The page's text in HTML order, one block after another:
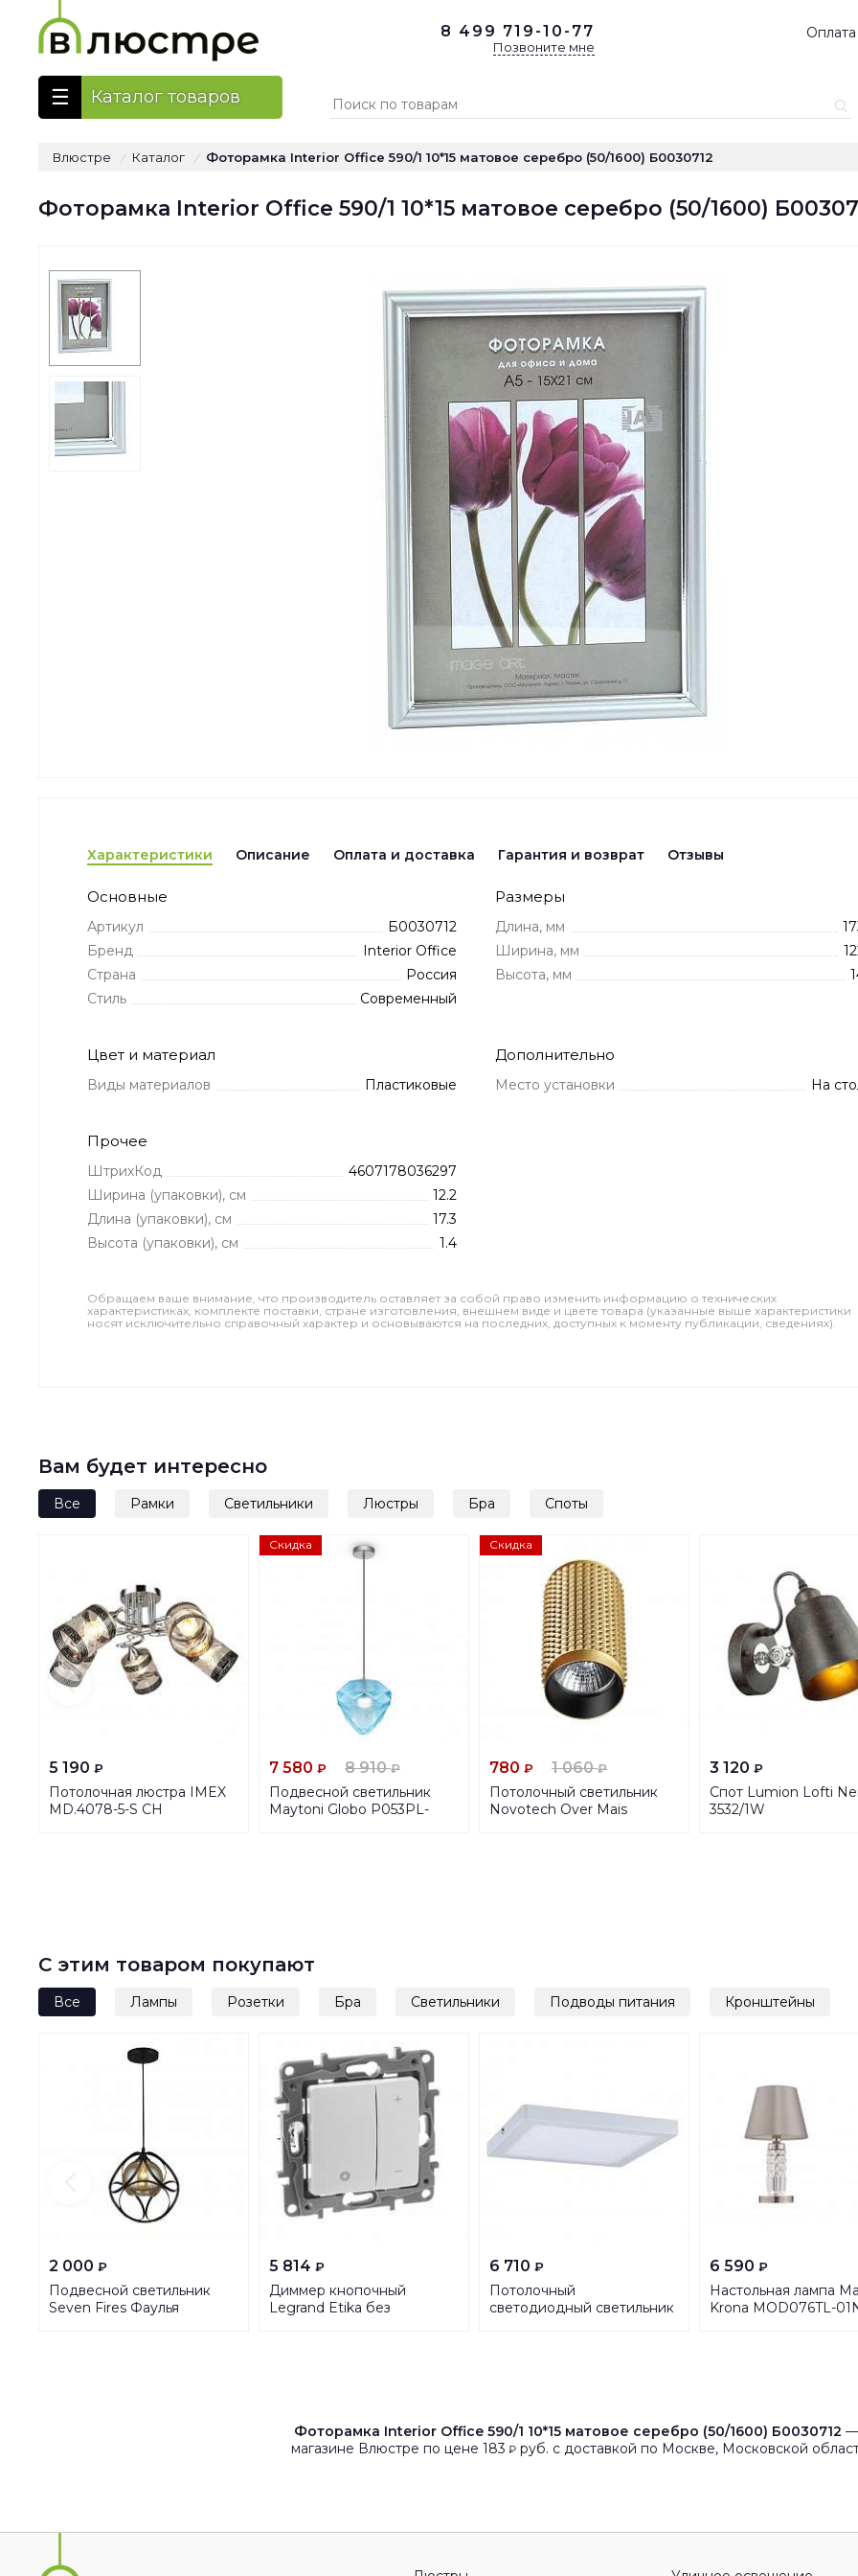
8 499 719-10-77
Позвоните мне
Оплата
Каталог товаров
Влюстре / Каталог / Фоторамка Interior Office 590/1 10*15 матовое серебро (50/1600) Б0030712
Фоторамка Interior Office 590/1 10*15 матовое серебро (50/1600)
Характеристики Описание Оплата и доставка Гарантия и возврат Отзывы
Основные
Артикул
Б0030712
Бренд
Interior Office
Страна
Россия
Стиль
Современный
Размеры
Длина, мм
Ширина, мм
Высота, мм
Цвет и материал
Виды материалов Пластиковые
Дополнительно
Место установки На
Прочее
ШтрихКод
4607178036297
Ширина (упаковки), см
12.2
Длина (упаковки), см
17.3
Высота (упаковки), см
1.4
Обращаем ваше внимание, что производитель оставляет за собой право изменить информацию о технических
характеристиках, комплекте поставки, стране изготовления, внешнем виде и цвете товара (указанные выше характеристики
носят исключительно справочный характер и основываются на последних, доступных к моменту публикации, сведениях).
Вам будет интересно
Все Рамки Светильники Люстры Бра Споты
5 190 ₽
Потолочная люстра IMEX
MD.4078-5-S CH
Скидка
7 580 ₽ 8 910₽
Подвесной светильник
Maytoni Globo P053PL-
Скидка
780 ₽ 1 060₽
Потолочный светильник
Novotech Over Mais
3 120 ₽
Спот Lumion Lofti
3532/1W
С этим товаром покупают
Все Лампы Розетки Бра Светильники Подводы питания Кронштейны
2 000 ₽
Подвесной светильник
Seven Fires Фаулья
5 814 ₽
Диммер кнопочный
Legrand Etika без
6 710 ₽
Потолочный
светодиодный светильник
6 590 ₽
Настольная лампа
Krona MOD076TL-
Фоторамка Interior Office 590/1 10*15 матовое серебро (50/1600) Б0030712 —
магазине Влюстре по цене 183 ₽руб. с доставкой по Москве, Московской